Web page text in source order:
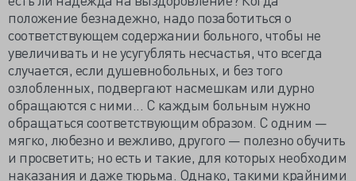
положение безнадежно, надо позаботиться о
соответствующем содержании больного, чтобы не
увеличивать и не усугублять несчастья, что всегда
случается, если душевнобольных, и без того
озлобленных, подвергают насмешкам или дурно
обращаются с ними... С каждым больным нужно
обращаться соответствующим образом. С одним —
мягко, любезно и вежливо, другого — полезно обучить
и просветить; но есть и такие, для которых необходим
наказания и даже тюрьма. Однако, такими крайними